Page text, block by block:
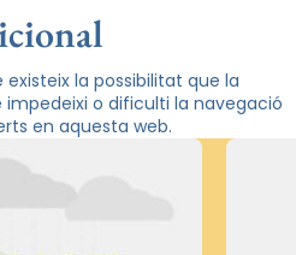
la possibilitat que la
impedeixi o dificulti la navegació
en aquesta web.